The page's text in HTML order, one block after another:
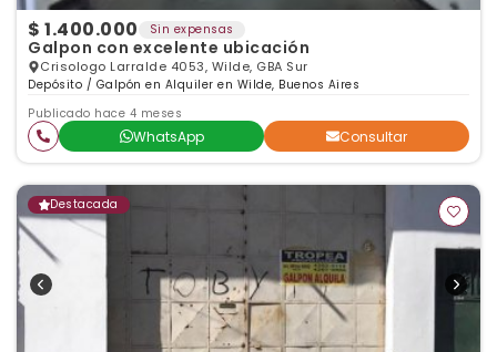
$ 1.400.000 Sin expensas
Galpon con excelente ubicación
Crisologo Larralde 4053, Wilde, GBA Sur
Depósito / Galpón en Alquiler en Wilde, Buenos Aires
Publicado hace 4 meses
WhatsApp Consultar
Destacada